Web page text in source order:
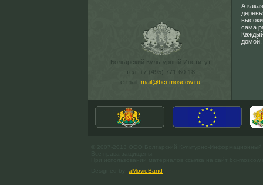
Болгарский Культурный Институт
тел. +7 (495) 771-60-18
e-mail: mail@bci-moscow.ru
А
сама
домой.
aMovieBand